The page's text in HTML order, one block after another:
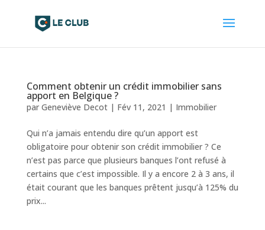
Comment obtenir un crédit immobilier sans
apport en Belgique ?
par Geneviève Decot| Fév 11, 2021 | Immobilier
Qui n’a jamais entendu dire qu’un apport est
obligatoire pour obtenir son crédit immobilier ? Ce
n’est pas parce que plusieurs banques l’ont refusé à
certains que c’est impossible. Il y a encore 2 à 3 ans, il
était courant que les banques prêtent jusqu’à 125% du
prix...